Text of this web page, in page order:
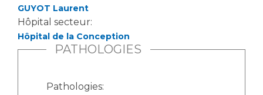
GUYOT Laurent
Hôpital secteur:
Hôpital de la Conception
PATHOLOGIES
Pathologies: